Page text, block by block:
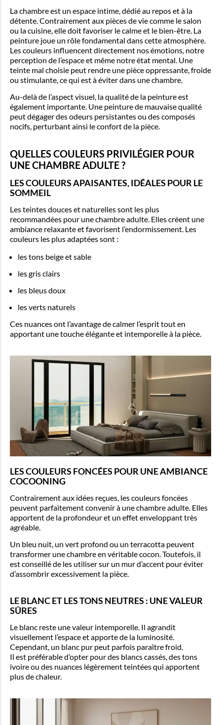
La chambre est un espace intime, dédié au repos et à la
détente. Contrairement aux pièces de vie comme le salon
ou la cuisine, elle doit favoriser le calme et le bien-être. La
peinture joue un rôle fondamental dans cette atmosphère.
Les couleurs influencent directement nos émotions, notre
perception de l’espace et même notre état mental. Une
teinte mal choisie peut rendre une pièce oppressante, froide
ou stimulante, ce qui est à éviter dans une chambre.
Au-delà de l’aspect visuel, la qualité de la peinture est
également importante. Une peinture de mauvaise qualité
peut dégager des odeurs persistantes ou des composés
nocifs, perturbant ainsi le confort de la pièce.
QUELLES COULEURS PRIVILÉGIER POUR
UNE CHAMBRE ADULTE ?
LES COULEURS APAISANTES, IDÉALES POUR LE
SOMMEIL
Les teintes douces et naturelles sont les plus
recommandées pour une chambre adulte. Elles créent une
ambiance relaxante et favorisent l’endormissement. Les
couleurs les plus adaptées sont :
les tons beige et sable
les gris clairs
les bleus doux
les verts naturels
Ces nuances ont l’avantage de calmer l’esprit tout en
apportant une touche élégante et intemporelle à la pièce.
LES COULEURS FONCÉES POUR UNE AMBIANCE
COCOONING
Contrairement aux idées reçues, les couleurs foncées
peuvent parfaitement convenir à une chambre adulte. Elles
apportent de la profondeur et un effet enveloppant très
agréable.
Un bleu nuit, un vert profond ou un terracotta peuvent
transformer une chambre en véritable cocon. Toutefois, il
est conseillé de les utiliser sur un mur d’accent pour éviter
d’assombrir excessivement la pièce.
LE BLANC ET LES TONS NEUTRES : UNE VALEUR
SÛRES
Le blanc reste une valeur intemporelle. Il agrandit
visuellement l’espace et apporte de la luminosité.
Cependant, un blanc pur peut parfois paraître froid.
Il est préférable d’opter pour des blancs cassés, des tons
ivoire ou des nuances légèrement teintées qui apportent
plus de chaleur.